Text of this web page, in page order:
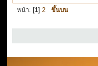
หน้า: [1] 2 ขึ้นบน